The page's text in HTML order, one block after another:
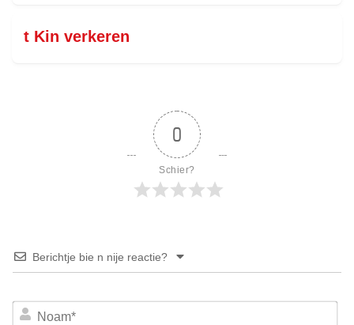
t Kin verkeren
0
Schier?
Berichtje bie n nije reactie?